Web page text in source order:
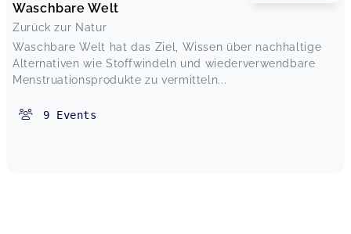
Waschbare Welt
Zurück zur Natur
Waschbare Welt hat das Ziel, Wissen über nachhaltige
Alternativen wie Stoffwindeln und wiederverwendbare
Menstruationsprodukte zu vermitteln...
9 Events